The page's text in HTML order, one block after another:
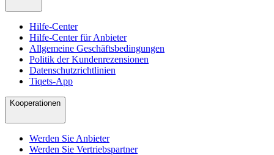
Hilfe-Center
Hilfe-Center für Anbieter
Allgemeine Geschäftsbedingungen
Politik der Kundenrezensionen
Datenschutzrichtlinien
Tiqets-App
Kooperationen
Werden Sie Anbieter
Werden Sie Vertriebspartner